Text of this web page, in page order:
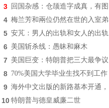
3 回国杂感：仓颉造字成真，有图
4 梅兰芳和兩位仍然在世的入室弟
5 安芃：男人的出轨和女人的出轨
6 美国斩杀线：愚昧和麻木
7 美国巨变：特朗普把三大最争议
8 70%美国大学毕业生找不到工作
9 海外中文出版的新路基本开通，
10 特朗普与德皇威廉二世